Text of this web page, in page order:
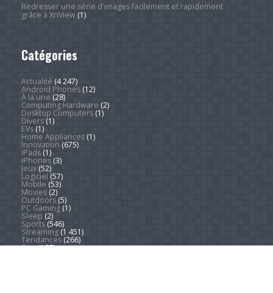
Redresser une série d'images facilement et rapidement
grâce à XnView(1)
Catégories
Actualité (4 247)
Android Phones(12)
À la une (28)
Computing Hardware (2)
Desktop Computers(1)
Divers(1)
EVs(1)
Home Appliances(1)
Innovation (675)
iPads(1)
iPhones(3)
Jeux(52)
Logiciel (57)
Mobile (53)
Movies(2)
Outdoors(5)
PC Gaming(1)
Sleep (2)
Sports(546)
Streaming(1 451)
Tendances(266)
Test(157)